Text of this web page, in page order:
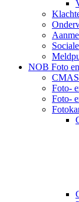
NOB Foto
Foto-
Foto-